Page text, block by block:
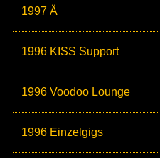
1997 Ä
1996 KISS Support
1996 Voodoo Lounge
1996 Einzelgigs